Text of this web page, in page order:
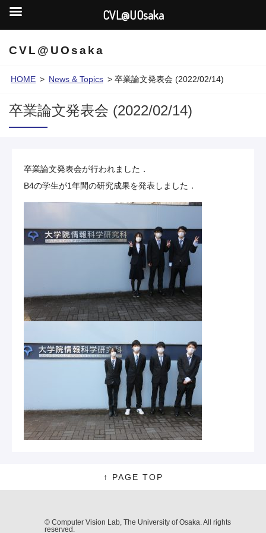
CVL@UOsaka
HOME > News & Topics > 卒業論文発表会 (2022/02/14)
卒業論文発表会 (2022/02/14)
卒業論文発表会が行われました．
B4の学生が1年間の研究成果を発表しました．
↑ PAGE TOP
© Computer Vision Lab, The University of Osaka. All rights
reserved.
CVL@UOsaka